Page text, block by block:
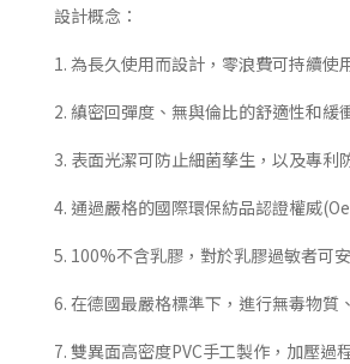
設計概念：
1. 為長久使用而設計，零浪費可持續使
2. 縝密回彈度、無與倫比的舒適性和緩
3. 表面光潔可防止細菌孳生，以及專利
4. 通過嚴格的國際環保紡品認證權威
5. 100%不含乳膠，對於乳膠過敏者可
6. 在德國最嚴格標準下，進行無毒物質
7. 雙異面高密度PVC手工製作，加壓過